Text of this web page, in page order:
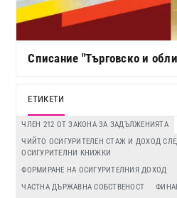
Списание "Търговско и
ЕТИКЕТИ
ЧЛЕН 212 ОТ ЗАКОНА ЗА ЗАДЪЛЖЕНИЯТА
ЧИЙТО ОСИГУРИТЕЛЕН СТАЖ И ДОХОД
ОСИГУРИТЕЛНИ КНИЖКИ
ФОРМИРАНЕ НА ОСИГУРИТЕЛНИЯ ДОХОД
ЧАСТНА ДЪРЖАВНА СОБСТВЕНОСТ